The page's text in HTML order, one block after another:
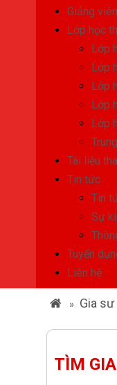
Giảng viên
Lớp học
Lớp
Lớp
Lớp
Lớp
Lớp
Tài liệu
Tin tức
Tin
Sự
Tuyển
Liên hệ
» Gia sư
TÌM